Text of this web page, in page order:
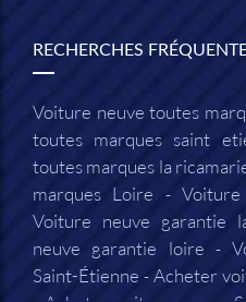
RECHERCHES
Voiture neuve toutes
toutes marques saint
toutes marques la
marques Loire
Voiture neuve garantie
neuve garantie loire
Saint-Étienne
Acheter